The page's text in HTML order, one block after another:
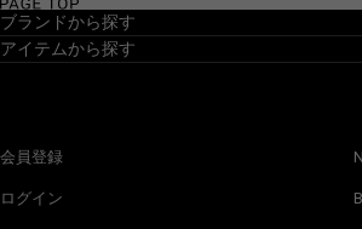
ブランドから探す
アイテムから探す
会員登録
ログイン